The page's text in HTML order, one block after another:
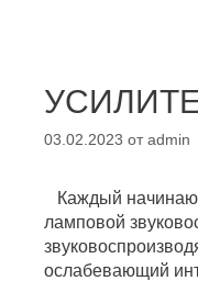
03.02.2023 от admin
Каждый
ламповой
ослабевающий